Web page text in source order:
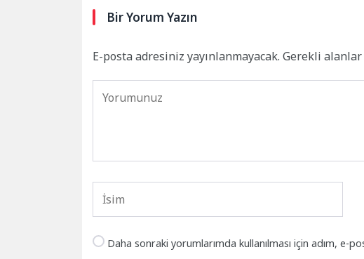
Bir Yorum Yazın
E-posta adresiniz yayınlanmayacak. Gerekli alanlar
Daha sonraki yorumlarımda kullanılması için adım, e-